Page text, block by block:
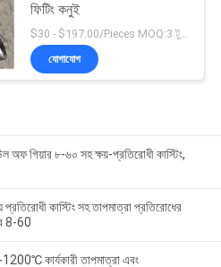
ফিটিং কনুই
$30 - $197.00/Pieces MOQ:3 টুকরা / টুকরা
যোগাযোগ
গিয়ার ৮-৬০ সহ ক্ষয়-প্রতিরোধী কাস্টিং,
কাস্টিং সহ তাপমাত্রা প্রতিরোধের
8-60
কার্যকারী তাপমাত্রা এবং